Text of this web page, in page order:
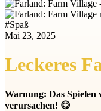
#Spaß
Mai 23, 2025
Leckeres
Warnung: Das
verursachen! 😋